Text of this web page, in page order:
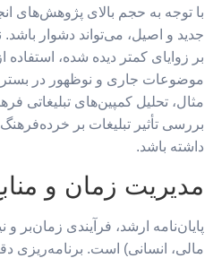
با توجه به حجم بالای پژوهش‌های
جدید و اصیل، می‌تواند دشوار باشد.
بر زوایای کمتر دیده شده، استفاده
موضوعات جاری و نوظهور در
مثال، تحلیل کمپین‌های تبلیغاتی
بررسی تأثیر تبلیغات بر
داشته باشد.
مدیریت زمان و
پایان‌نامه ارشد، فرآیندی زمان‌بر و
مالی، انسانی) است. برنامه‌ریزی